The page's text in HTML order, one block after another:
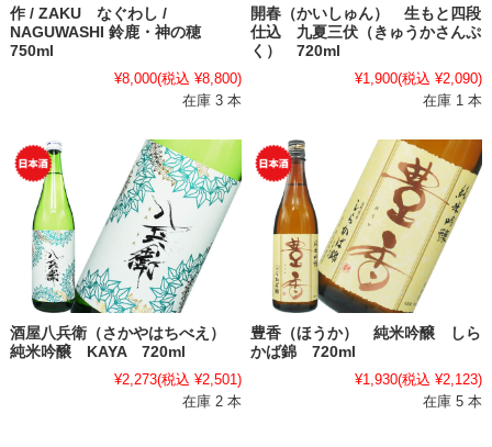
作 / ZAKU なぐわし /
NAGUWASHI 鈴鹿・神の穂
750ml
¥8,000(税込 ¥8,800)
在庫 3 本
開春（かいしゅん） 生もと四段
仕込 九夏三伏（きゅうかさんぷ
く） 720ml
¥1,900(税込 ¥2,090)
在庫 1 本
酒屋八兵衛（さかやはちべえ）
純米吟醸 KAYA 720ml
¥2,273(税込 ¥2,501)
在庫 2 本
豊香（ほうか） 純米吟醸 しら
かば錦 720ml
¥1,930(税込 ¥2,123)
在庫 5 本